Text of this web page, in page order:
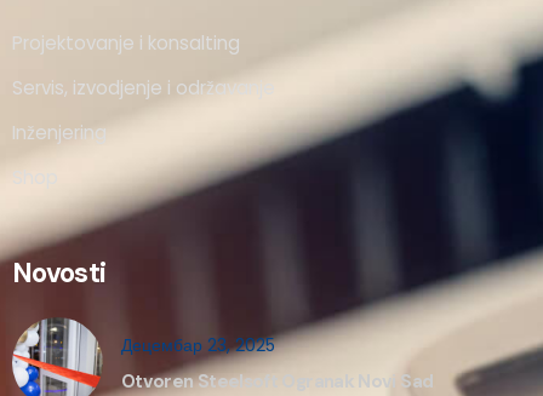
Projektovanje i konsalting
Servis, izvodjenje i održavanje
Inženjering
Shop
Novosti
Децембар 23, 2025
Otvoren Steelsoft Ogranak Novi Sad